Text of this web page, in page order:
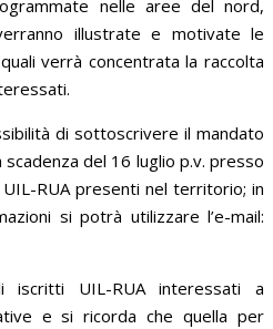
nelle aree del nord,
illustrate e motivate le
verrà concentrata la raccolta
di sottoscrivere il mandato
del 16 luglio p.v. presso
RUA presenti nel territorio; in
si potrà utilizzare l’e-mail:
iscritti UIL-RUA interessati a
e si ricorda che quella per